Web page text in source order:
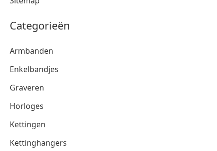
Categorieën
Armbanden
Enkelbandjes
Graveren
Horloges
Kettingen
Kettinghangers